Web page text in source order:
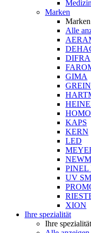
Marken
Marken
Alle
DIFRA
GIMA
KAPS
KERN
LED
PINEL
UV
XION
Ihre spezialität
Ihre spezialität